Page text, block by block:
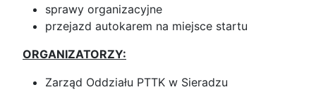
sprawy organizacyjne
przejazd autokarem na miejsce startu
ORGANIZATORZY:
Zarząd Oddziału PTTK w Sieradzu